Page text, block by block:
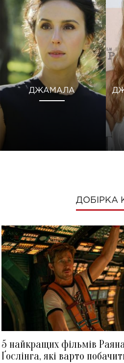
ДЖАМАЛА
ДОБІРКА
5 найкращих фільмів
Ґослінга, які варто